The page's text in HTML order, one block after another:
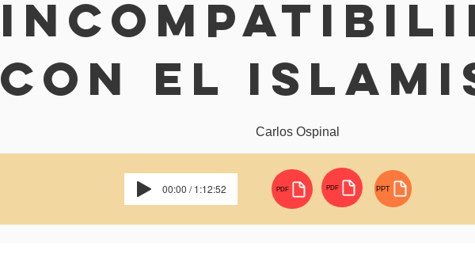
Con El
Carlos Ospinal
00:00 / 1:12:52 PDF PDF PPT